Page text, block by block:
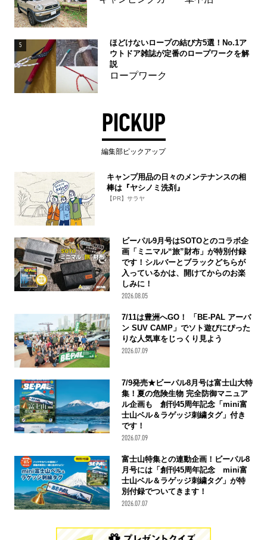
5
ほどけないロープの結び方5選！No.1ア
ウトドア雑誌が定番のロープワークを解
説
ロープワーク
PICKUP
編集部ピックアップ
キャンプ用品の日々のメンテナンスの相
棒は『ヤシノミ洗剤』
【PR】サラヤ
ビーパル9月号はSOTOとのコラボ企
画「ミニマル“旅”財布」が特別付録
です！シルバーとブラックどちらが
入っているかは、開けてからのお楽
しみに！
2026.08.05
7/11は豊洲へGO！ 「BE-PAL アーバ
ン SUV CAMP」でソト遊びにぴった
りな人気車をじっくり見よう
2026.07.09
7/9発売★ビーパル8月号は富士山大特
集！夏の危険生物 完全防御マニュア
ル企画も 創刊45周年記念「mini富
士山ベル＆ラゲッジ刺繍タグ」付き
です！
2026.07.09
富士山特集との連動企画！ビーパル8
月号には「創刊45周年記念 mini富
士山ベル＆ラゲッジ刺繍タグ」が特
別付録でついてきます！
2026.07.07